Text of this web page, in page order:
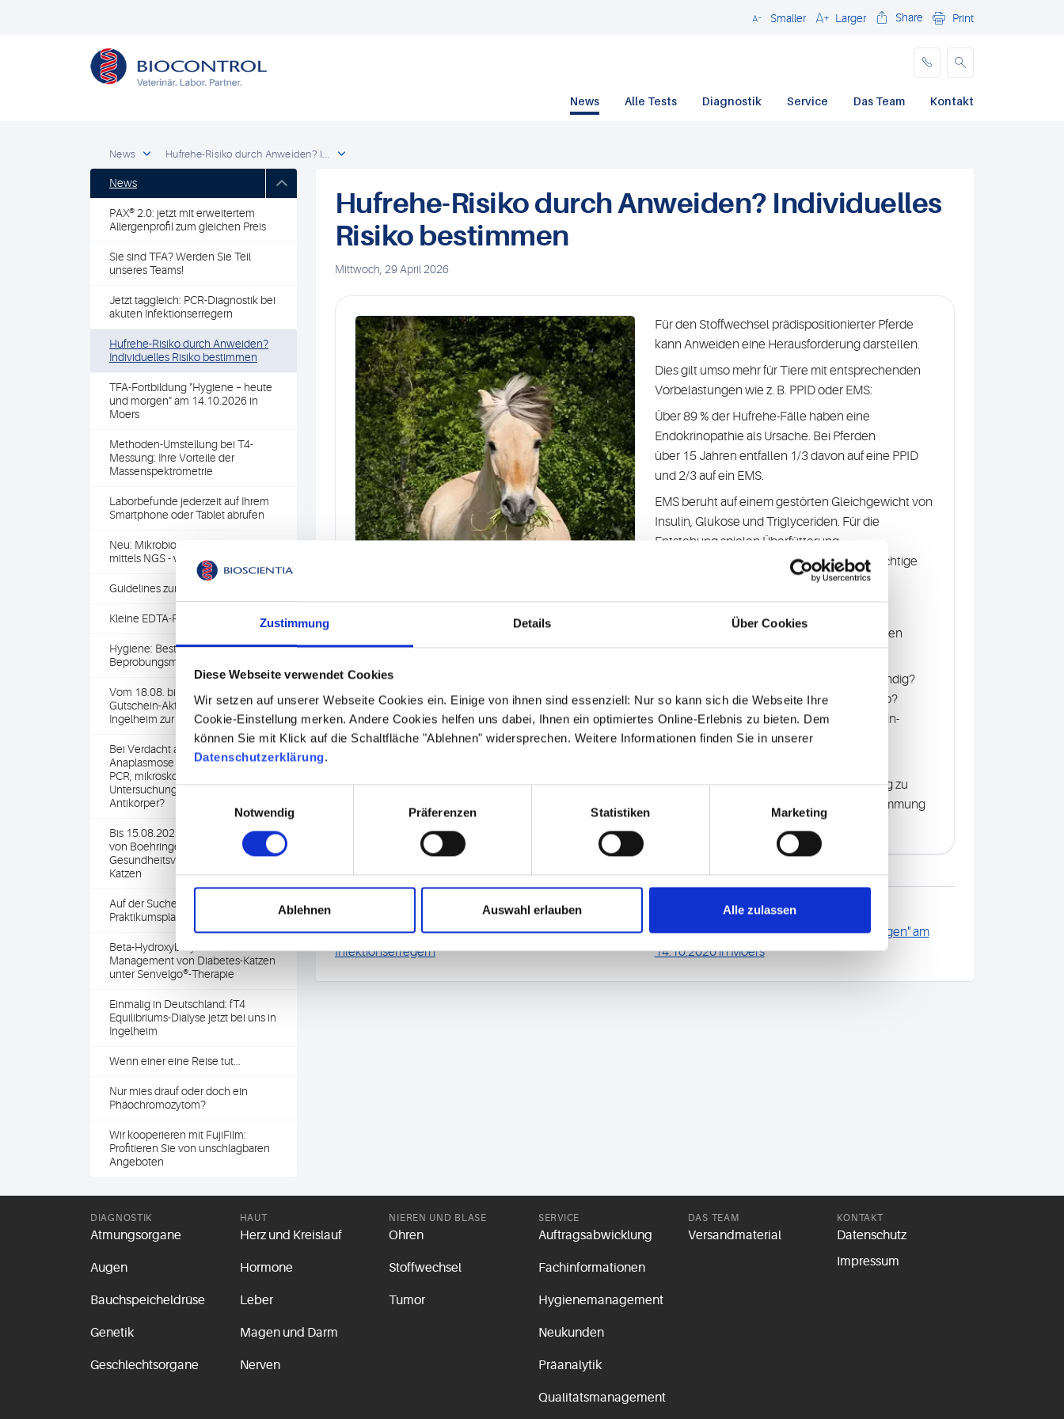
Zustimmung Details Über Cookies
Diese Webseite verwendet Cookies
Wir setzen auf unserer Webseite Cookies ein. Einige von ihnen sind essenziell: Nur so kann sich die Webseite Ihre
Cookie-Einstellung merken. Andere Cookies helfen uns dabei, Ihnen ein optimiertes Online-Erlebnis zu bieten. Dem
können Sie mit Klick auf die Schaltfläche "Ablehnen" widersprechen. Weitere Informationen finden Sie in unserer
Datenschutzerklärung.
Einwilligungsauswahl
Notwendig
Präferenzen Statistiken Marketing
Ablehnen Auswahl erlauben Alle zulassen
Close
Smaller Larger Share Print
News Alle Tests Diagnostik Service Das Team Kontakt
News Hufrehe-Risiko durch Anweiden? I...
News
PAX® 2.0: jetzt mit erweitertem
Allergenprofil zum gleichen Preis
Sie sind TFA? Werden Sie Teil
unseres Teams!
Jetzt taggleich: PCR-Diagnostik bei
akuten Infektionserregern
Hufrehe-Risiko durch Anweiden?
Individuelles Risiko bestimmen
TFA-Fortbildung "Hygiene – heute
und morgen" am 14.10.2026 in
Moers
Methoden-Umstellung bei T4-
Messung: Ihre Vorteile der
Massenspektrometrie
Laborbefunde jederzeit auf Ihrem
Smartphone oder Tablet abrufen
Neu: Mikrobiom-Untersuchung
mittels NGS - wir sehen alles
Guidelines zur Kottransplantation
Kleine EDTA-Röhrchen
Hygiene: Bestellung von
Beprobungsmaterial
Vom 18.08. bis zum 26.09.25:
Gutschein-Aktion von Boehringer
Ingelheim zur PPID-Diagnostik
Bei Verdacht auf akute
Anaplasmose oder Babesiose:
PCR, mikroskopische
Untersuchung oder doch
Antikörper?
Bis 15.08.2025: Gutschein-Aktion
von Boehringer Ingelheim zur
Gesundheitsvorsorge bei älteren
Katzen
Auf der Suche nach einem
Praktikumsplatz?
Beta-Hydroxybutyrat – zum
Management von Diabetes-Katzen
unter Senvelgo®-Therapie
Einmalig in Deutschland: fT4
Equilibriums-Dialyse jetzt bei uns in
Ingelheim
Wenn einer eine Reise tut...
Nur mies drauf oder doch ein
Phäochromozytom?
Wir kooperieren mit FujiFilm:
Profitieren Sie von unschlagbaren
Angeboten
Hufrehe-Risiko durch Anweiden? Individuelles
Risiko bestimmen
Mittwoch, 29 April 2026
Für den Stoffwechsel prädispositionierter Pferde
kann Anweiden eine Herausforderung darstellen.
Dies gilt umso mehr für Tiere mit entsprechenden
Vorbelastungen wie z. B. PPID oder EMS:
Über 89 % der Hufrehe-Fälle haben eine
Endokrinopathie als Ursache. Bei Pferden
über 15 Jahren entfallen 1/3 davon auf eine PPID
und 2/3 auf ein EMS.
EMS beruht auf einem gestörten Gleichgewicht von
Insulin, Glukose und Triglyceriden. Für die
Entstehung spielen Überfütterung,
Bewegungsmangel und Adipositas eine wichtige
unterstützt Sie bei folgenden
- ist eine Diät/Fütterungsumstellung notwendig?
- wie hoch ist das individuelle Hufrehe-Risiko?
- bei nicht adipösen Pferden: liegt eine Insulin-
Dysregulation vor?
Um das Risiko einer Hufrehe bei Koppelgang zu
beurteilen, empfehlen wir eine Insulinbestimmung
1-3 Stunden nach dem Weidegang.
Jetzt taggleich: PCR-Diagnostik bei akuten
Infektionserregern
TFA-Fortbildung "Hygiene – heute und morgen" am
14.10.2026 in Moers
DIAGNOSTIK
Atmungsorgane
Augen
Bauchspeicheldrüse
Genetik
Geschlechtsorgane
HAUT
Herz und Kreislauf
Hormone
Leber
Magen und Darm
Nerven
NIEREN UND BLASE
Ohren
Stoffwechsel
Tumor
SERVICE
Auftragsabwicklung
Fachinformationen
Hygienemanagement
Neukunden
Präanalytik
Qualitätsmanagement
DAS TEAM
Versandmaterial
KONTAKT
Datenschutz
Impressum